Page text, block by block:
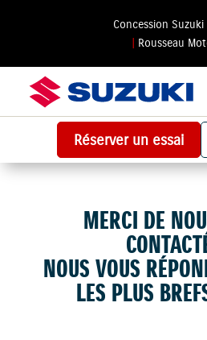
Concession Suzuki
| Rousseau
Réserver un essai
MERCI DE
NOUS VOUS
LES PLUS